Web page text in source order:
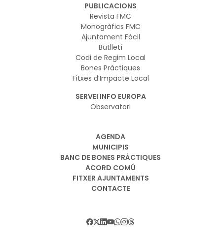
PUBLICACIONS
Revista FMC
Monogràfics FMC
Ajuntament Fàcil
Butlletí
Codi de Regim Local
Bones Pràctiques
Fitxes d’Impacte Local
SERVEI INFO EUROPA
Observatori
AGENDA
MUNICIPIS
BANC DE BONES PRÀCTIQUES
ACORD COMÚ
FITXER AJUNTAMENTS
CONTACTE